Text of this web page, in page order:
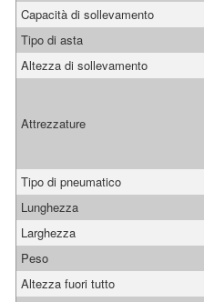
Capacità di sollevamento
Tipo di asta
Altezza di sollevamento
Attrezzature
Tipo di pneumatico
Lunghezza
Larghezza
Peso
Altezza fuori tutto